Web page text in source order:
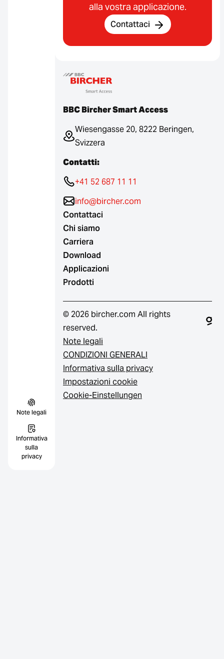
Note legali
Informativa
sulla
privacy
alla vostra applicazione.
Contattaci
BBC Bircher Smart Access
Wiesengasse 20, 8222 Beringen,
Svizzera
Contatti:
+41 52 687 11 11
info@bircher.com
Contattaci
Chi siamo
Carriera
Download
Applicazioni
Prodotti
© 2026 bircher.com All rights
reserved.
Note legali
CONDIZIONI GENERALI
Informativa sulla privacy
Impostazioni cookie
Cookie-Einstellungen